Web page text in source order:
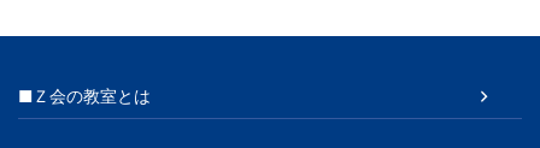
■Ｚ会の教室とは